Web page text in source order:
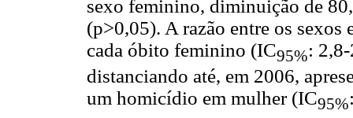
sexo feminino, diminuição de
(p>0,05). A razão entre os
cada óbito feminino (IC95%:
distanciando até, em 2006,
um homicídio em mulher (IC95%